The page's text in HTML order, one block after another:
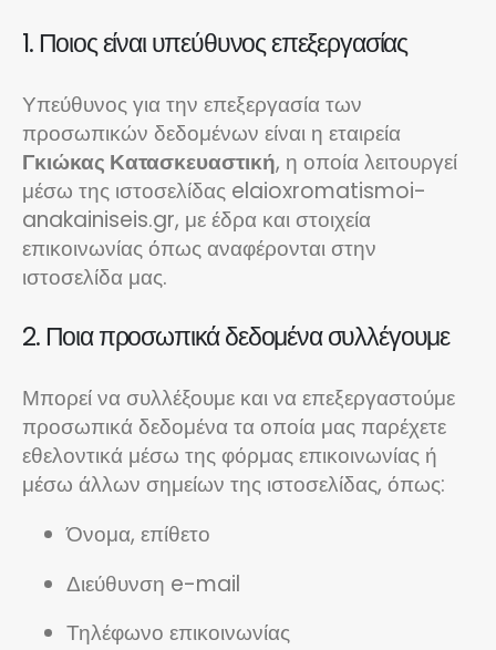
1. Ποιος είναι υπεύθυνος επεξεργασίας
Υπεύθυνος για την επεξεργασία των
προσωπικών δεδομένων είναι η εταιρεία
Γκιώκας Κατασκευαστική, η οποία λειτουργεί
μέσω της ιστοσελίδας elaioxromatismoi-
anakainiseis.gr, με έδρα και στοιχεία
επικοινωνίας όπως αναφέρονται στην
ιστοσελίδα μας.
2. Ποια προσωπικά δεδομένα συλλέγουμε
Μπορεί να συλλέξουμε και να επεξεργαστούμε
προσωπικά δεδομένα τα οποία μας παρέχετε
εθελοντικά μέσω της φόρμας επικοινωνίας ή
μέσω άλλων σημείων της ιστοσελίδας, όπως:
Όνομα, επίθετο
Διεύθυνση e-mail
Τηλέφωνο επικοινωνίας